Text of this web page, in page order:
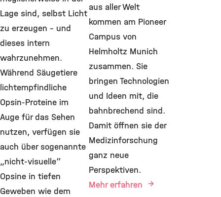
Lage sind, selbst Licht
zu erzeugen – und
dieses intern
wahrzunehmen.
Während Säugetiere
lichtempfindliche
Opsin-Proteine im
Auge für das Sehen
nutzen, verfügen sie
auch über sogenannte
„nicht-visuelle“
Opsine in tiefen
Geweben wie dem
aus aller Welt
kommen am Pioneer
Campus von
Helmholtz Munich
zusammen. Sie
bringen Technologien
und Ideen mit, die
bahnbrechend sind.
Damit öffnen sie der
Medizinforschung
ganz neue
Perspektiven.
Mehr erfahren